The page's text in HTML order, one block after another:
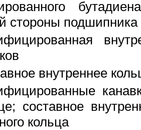
стороны подшипника
внутреннее
составное
кольца